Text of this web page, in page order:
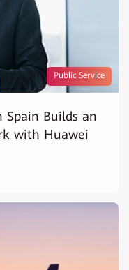
Public Service
Spain Builds an
with Huawei